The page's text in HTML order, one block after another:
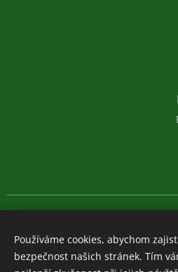
© 2011-2026, AKC REAL
Měna
CZK Kč
EUR €
Používáme cookies, abychom
bezpečnost našich stránek. Tím